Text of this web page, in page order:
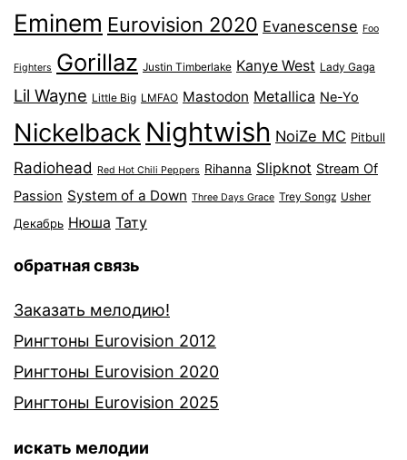
Eminem Eurovision 2020 Evanescense Foo
Fighters Gorillaz Justin Timberlake Kanye West Lady Gaga
Lil Wayne Little Big LMFAO Mastodon Metallica Ne-Yo
Nickelback Nightwish NoiZe MC Pitbull
Radiohead Red Hot Chili Peppers Rihanna Slipknot Stream Of
Passion System of a Down Three Days Grace Trey Songz Usher
Декабрь Нюша Тату
обратная связь
Заказать мелодию!
Рингтоны Eurovision 2012
Рингтоны Eurovision 2020
Рингтоны Eurovision 2025
искать мелодии